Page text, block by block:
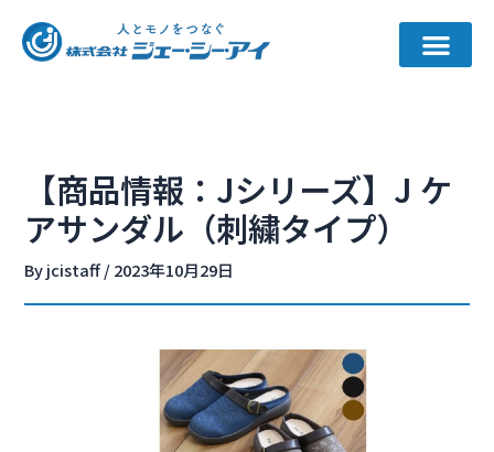
【商品情報：Jシリーズ】J ケ
アサンダル（刺繍タイプ）
Byjcistaff/2023年10月29日